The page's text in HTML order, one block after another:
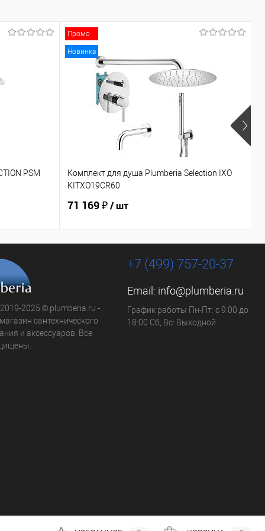
PSM
Промо
Новинка
Комплект для душа Plumberia Selection IXO
KITXO19CR60
71 169 ₽/ шт
2025 © plumberia.ru -
сантехнического
и аксессуаров. Все
+7 (499) 757-20-37
Email: info@plumberia.ru
График работы Пн-Пт: с 9:00 до
18:00 Сб, Вс: Выходной